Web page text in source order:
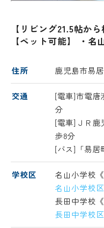
【リビング21.5帖か
【ペット可能】 ・
住所 鹿児島市易
交通
[電車]市電唐
分
[電車]ＪＲ鹿
歩8分
[バス]「易居
学校区
名山小学校
名山小学校
長田中学校
長田中学校